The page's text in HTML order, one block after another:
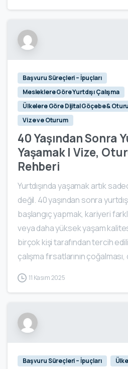
Başvuru Süreçleri – İpuçları
Mesleklere Göre Yurtdışı Çalışma
Ülkelere Göre Dijital Göçebe &
Vize ve Oturum
40 Yaşından Sonra
Yaşamak | Vize,
Rehberi
Yurtdışında yaşamak artık
değil. 40 yaşından sonra
başlangıç yapmak, kariyeri
veya daha yüksek yaşam
birçok kişi tarafından tercih
çalışma fırsatlarının
11 Kasım 2025
Başvuru Süreçleri – İpuçları